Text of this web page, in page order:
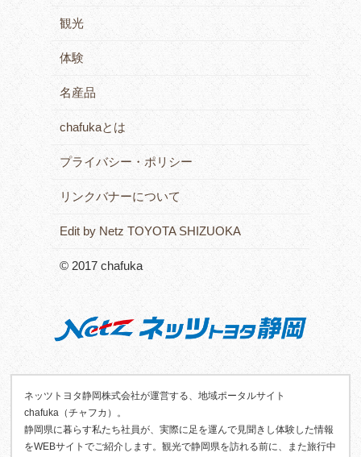
観光
体験
名産品
chafukaとは
プライバシー・ポリシー
リンクバナーについて
Edit by Netz TOYOTA SHIZUOKA
© 2017 chafuka
ネッツトヨタ静岡株式会社が運営する、地域ポータルサイト
chafuka（チャフカ）。
静岡県に暮らす私たち社員が、実際に足を運んで見聞きし体験した情報
をWEBサイトでご紹介します。観光で静岡県を訪れる前に、また旅行中